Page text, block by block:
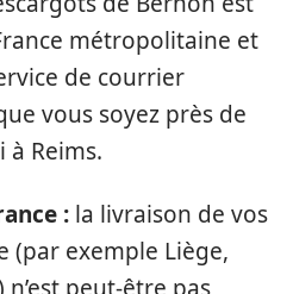
métropolitaine et
de courrier
vous soyez près de
à Reims.
: la livraison de vos
(par exemple Liège,